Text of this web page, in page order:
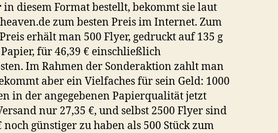
in diesem Format bestellt, bekommt sie laut
zum besten Preis im Internet. Zum
erhält man 500 Flyer, gedruckt auf 135 g
für 46,39 € einschließlich
Im Rahmen der Sonderaktion zahlt man
aber ein Vielfaches für sein Geld: 1000
in der angegebenen Papierqualität jetzt
nur 27,35 €, und selbst 2500 Flyer sind
noch günstiger zu haben als 500 Stück zum